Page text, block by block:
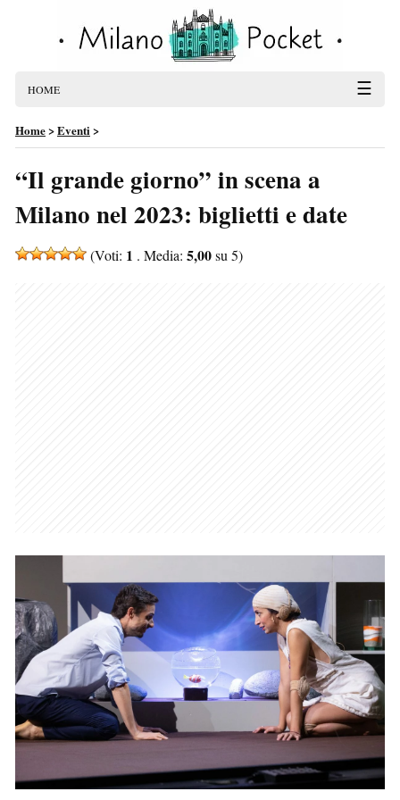
HOME ☰
Home>Eventi>
“Il grande giorno” in scena a
Milano nel 2023: biglietti e date
(Voti: 1 . Media: 5,00su 5)